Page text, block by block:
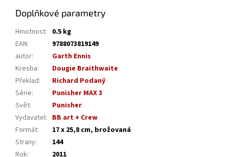
Doplňkové parametry
Hmotnost: 0.5 kg
EAN:
9788073819149
autor:
Garth Ennis
Kresba:
Dougie Braithwaite
Překlad:
Richard Podaný
Série:
Punisher MAX 3
Svět:
Punisher
Vydavatel: BB art + Crew
Formát:
17 x 25,8 cm, brožovaná
Strany:
144
Rok:
2011